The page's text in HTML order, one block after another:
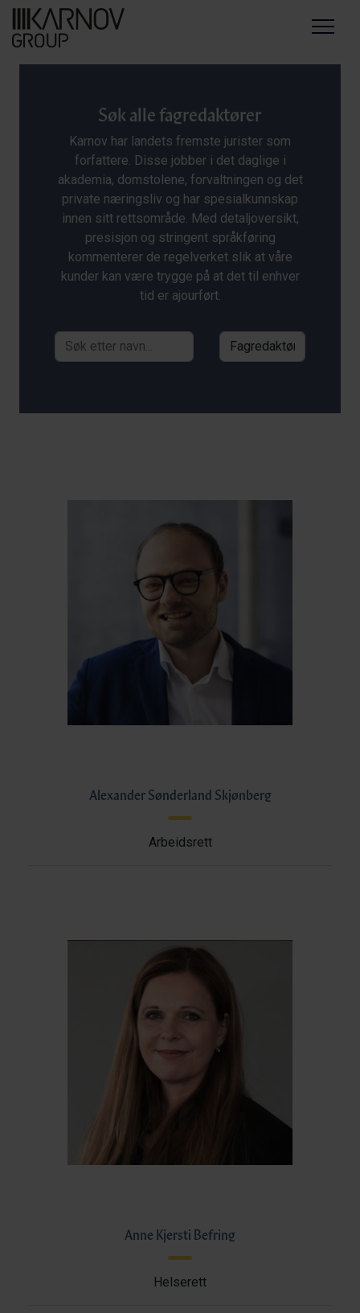
Menu
Søk alle fagredaktører
Karnov har landets fremste jurister som
forfattere. Disse jobber i det daglige i
akademia, domstolene, forvaltningen og det
private næringsliv og har spesialkunnskap
innen sitt rettsområde. Med detaljoversikt,
presisjon og stringent språkføring
kommenterer de regelverket slik at våre
kunder kan være trygge på at det til enhver
tid er ajourført.
Alexander Sønderland Skjønberg
Arbeidsrett
Anne Kjersti Befring
Helserett